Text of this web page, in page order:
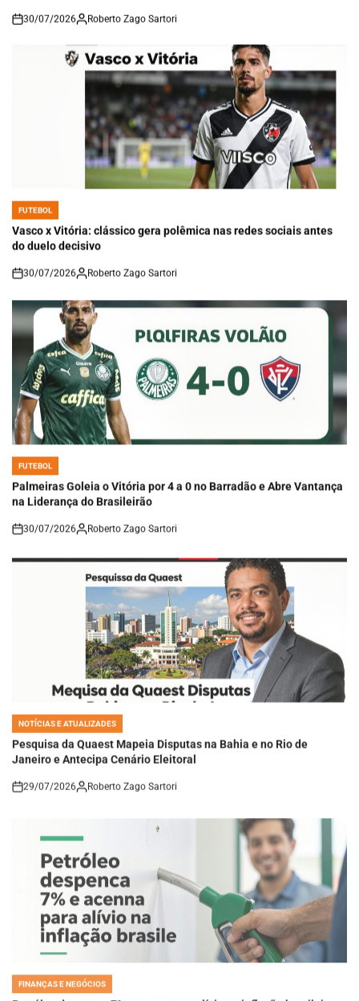
on
30/07/2026 Roberto Zago Sartori
POSTED
FUTEBOL
Vasco x Vitória: clássico gera polêmica nas redes sociais antes
do duelo decisivo
on
30/07/2026 Roberto Zago Sartori
POSTED
IN
FUTEBOL
Palmeiras Goleia o Vitória por 4 a 0 no Barradão e Abre Vantança
na Liderança do Brasileirão
on
POSTED
IN
Pesquisa da Quaest Mapeia Disputas na Bahia e no Rio de
Janeiro e Antecipa Cenário Eleitoral
on
Petróleo despenca 7% e acena para alívio na inflação brasileira